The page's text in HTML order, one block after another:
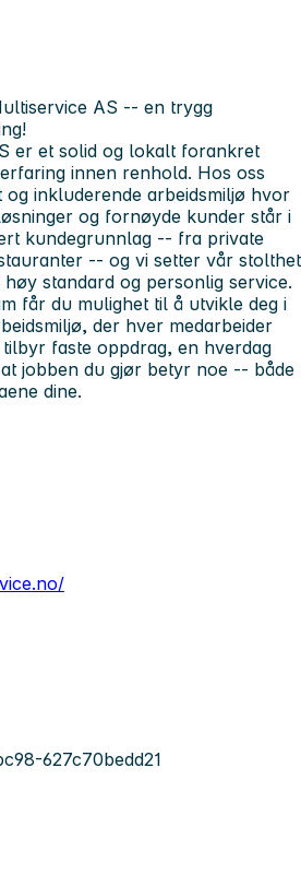
AS -- en trygg
er et solid og lokalt forankret
innen renhold. Hos oss
og inkluderende arbeidsmiljø hvor
og fornøyde kunder står i
kundegrunnlag -- fra private
-- og vi setter vår stolthet
standard og personlig service.
får du mulighet til å utvikle deg i
der hver medarbeider
faste oppdrag, en hverdag
jobben du gjør betyr noe -- både
dine.
627c70bedd21